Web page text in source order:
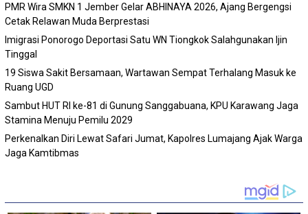
PMR Wira SMKN 1 Jember Gelar ABHINAYA 2026, Ajang Bergengsi
Cetak Relawan Muda Berprestasi
Imigrasi Ponorogo Deportasi Satu WN Tiongkok Salahgunakan Ijin
Tinggal
19 Siswa Sakit Bersamaan, Wartawan Sempat Terhalang Masuk ke
Ruang UGD
Sambut HUT RI ke-81 di Gunung Sanggabuana, KPU Karawang Jaga
Stamina Menuju Pemilu 2029
Perkenalkan Diri Lewat Safari Jumat, Kapolres Lumajang Ajak Warga
Jaga Kamtibmas